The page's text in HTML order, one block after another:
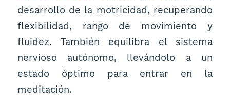
desarrollo de la motricidad, recuperando
flexibilidad, rango de movimiento y
fluidez. También equilibra el sistema
nervioso autónomo, llevándolo a un
estado óptimo para entrar en la
meditación.